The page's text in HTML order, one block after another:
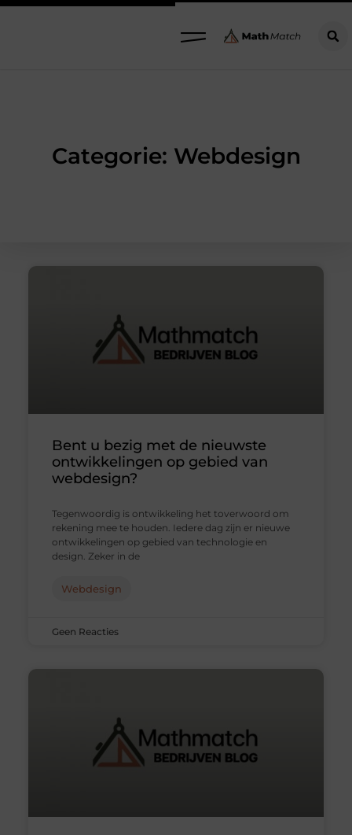
Categorie: Webdesign
Bent u bezig met de nieuwste
ontwikkelingen op gebied van
webdesign?
Tegenwoordig is ontwikkeling het toverwoord om
rekening mee te houden. Iedere dag zijn er nieuwe
ontwikkelingen op gebied van technologie en
design. Zeker in de
Webdesign
Geen Reacties